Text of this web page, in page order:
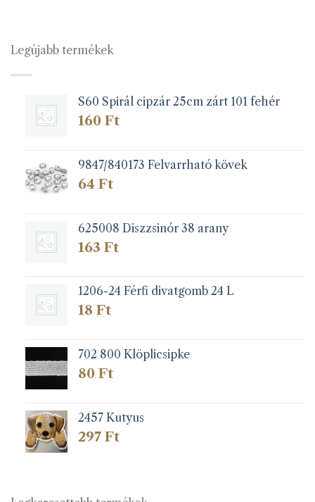
van.
A
termékoldalon
választhatók
Legújabb termékek
S60 Spirál cipzár 25cm zárt 101 fehér
160 Ft
9847/840173 Felvarrható kövek
64 Ft
625008 Diszzsinór 38 arany
163 Ft
1206-24 Férfi divatgomb 24 L
18 Ft
702 800 Klöplicsipke
80 Ft
2457 Kutyus
297 Ft